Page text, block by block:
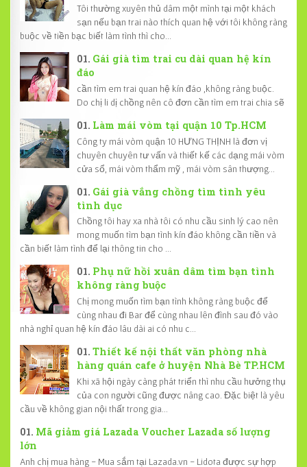
Tôi thường xuyên thủ dâm một mình tại một khách
sạn nếu bạn trai nào thích quan hệ với tôi không ràng
buộc về tiền bạc biết làm tình thì cho...
Gái già tìm trai cu dài quan hệ kín
đáo
cần tìm em trai quan hệ kín đáo ,không ràng buộc.
Do chị li dị chồng nên cô đơn cần tìm em trai chia sẽ
Làm mái vòm tại quận 10 Tp.HCM
Công ty mái vòm quận 10 HƯNG THỊNH là đơn vị
chuyên chuyên tư vấn và thiết kế các dạng mái vòm
cửa sổ, mái vòm thẩm mỹ , mái vòm sân thượng...
Gái già vắng chồng tìm tình yêu
tình dục
Chồng tôi hay xa nhà tôi có nhu cầu sinh lý cao nên
mong muốn tìm bạn tình kín đáo không cần tiền và
cần biết làm tình để lại thông tin cho ...
Phụ nữ hồi xuân dâm tìm bạn tình
không ràng buộc
Chị mong muốn tìm bạn tình không ràng buộc để
cùng nhau đi Bar để cùng nhau lên đình sau đó vào
nhà nghỉ quan hệ kín đáo lâu dài ai có nhu c...
Thiết kế nội thất văn phòng nhà
hàng quán cafe ở huyện Nhà Bè TP.HCM
Khi xã hội ngày càng phát triển thì nhu cầu hưởng thụ
của con người cũng được nâng cao. Đặc biệt là yêu
cầu về không gian nội thất trong gia...
Mã giảm giá Lazada Voucher Lazada số lượng
lớn
Anh chị mua hàng - Mua sắm tại Lazada.vn - Lidota được sự hợp